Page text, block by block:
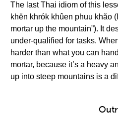
The last Thai idiom of this
khĕn khrók khûen phuu khăo
mortar up the mountain”). It
under-qualified for tasks.
harder than what you can
mortar, because it’s a heavy
up into steep mountains is a